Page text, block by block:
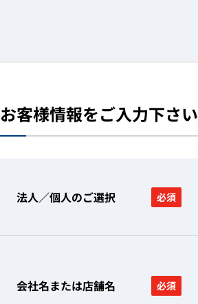
お客様情報をご入力下さい
法人／個人のご選択 必須
会社名または店舗名 必須